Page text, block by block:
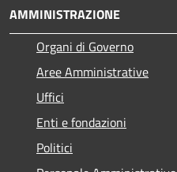
AMMINISTRAZIONE
Organi di Governo
Aree Amministrative
Uffici
Enti e fondazioni
Politici